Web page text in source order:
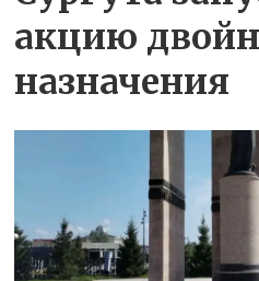
акцию
назначения